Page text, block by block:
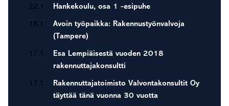
22.1. Hankekoulu, osa 1 -esipuhe
18.1.
Avoin työpaikka: Rakennustyönvalvoja
(Tampere)
17.1.
Esa Lempiäisestä vuoden 2018
rakennuttajakonsultti
17.1.
Rakennuttajatoimisto Valvontakonsultit Oy
täyttää tänä vuonna 30 vuotta